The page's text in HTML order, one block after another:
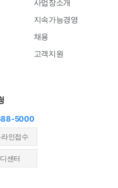
사업장소개
지속가능경영
채용
고객지원
5000
인접수
센터